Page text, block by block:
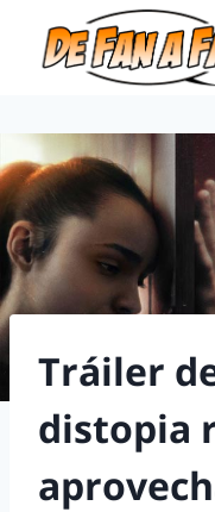
Tráiler
distopia